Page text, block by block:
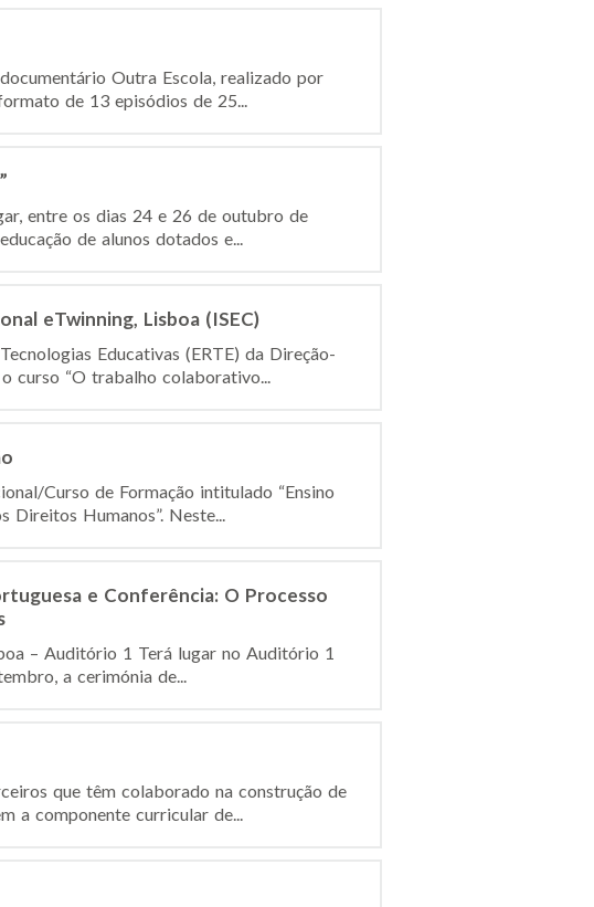
Outra Escola, realizado por
de 13 episódios de 25...
entre os dias 24 e 26 de outubro de
de alunos dotados e...
eTwinning, Lisboa (ISEC)
Educativas (ERTE) da Direção-
curso “O trabalho colaborativo...
Curso de Formação intitulado “Ensino
Direitos Humanos”. Neste...
e Conferência: O Processo
– Auditório 1 Terá lugar no Auditório 1
a cerimónia de...
que têm colaborado na construção de
a componente curricular de...